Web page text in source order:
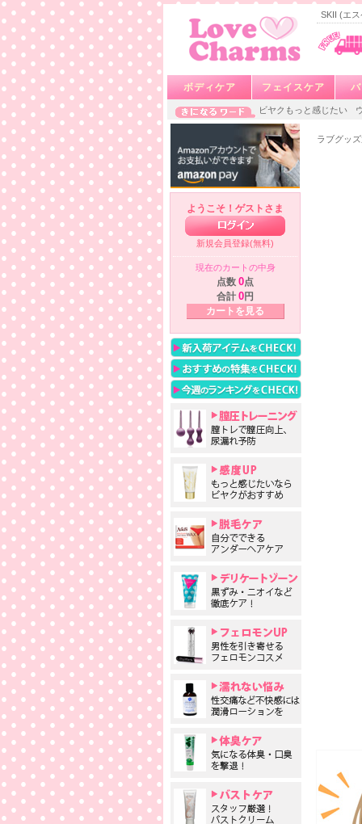
SKII (エ
ボディケア フェイスケア
ビヤクもっと感じたい
ようこそ！ゲストさま
新規会員登録(無料)
現在のカートの中身
点数 0点
合計 0円
カートを見る
ラブグッ